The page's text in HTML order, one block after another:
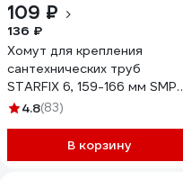
109 ₽
136 ₽
Хомут для крепления
сантехнических труб
STARFIX 6, 159-166 мм SMP-
61261-1
4.8(83)
В корзину